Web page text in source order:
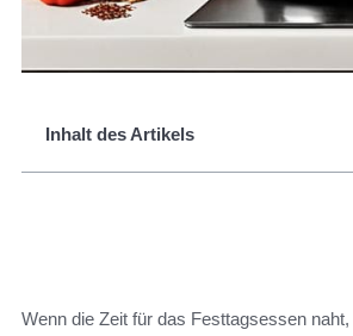
Inhalt des Artikels
Wenn die Zeit für das Festtagsessen